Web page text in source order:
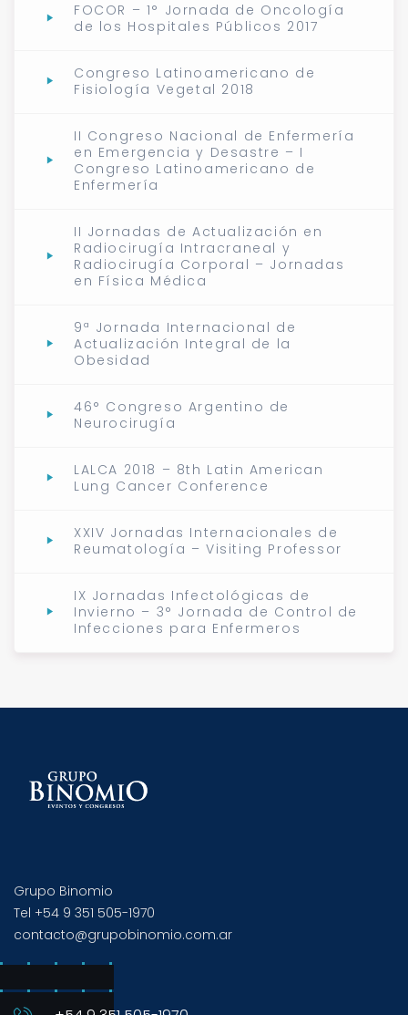
FOCOR – 1° Jornada de Oncología
de los Hospitales Públicos 2017
Congreso Latinoamericano de
Fisiología Vegetal 2018
II Congreso Nacional de Enfermería
en Emergencia y Desastre – I
Congreso Latinoamericano de
Enfermería
II Jornadas de Actualización en
Radiocirugía Intracraneal y
Radiocirugía Corporal – Jornadas
en Física Médica
9ª Jornada Internacional de
Actualización Integral de la
Obesidad
46° Congreso Argentino de
Neurocirugía
LALCA 2018 – 8th Latin American
Lung Cancer Conference
XXIV Jornadas Internacionales de
Reumatología – Visiting Professor
IX Jornadas Infectológicas de
Invierno – 3° Jornada de Control de
Infecciones para Enfermeros
Grupo Binomio
Tel +54 9 351 505-1970
contacto@grupobinomio.com.ar